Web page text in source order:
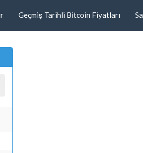
Geçmiş Tarihli Bitcoin Fiyatları